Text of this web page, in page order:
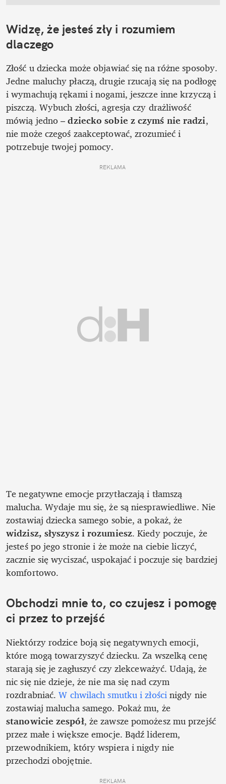
Widzę, że jesteś zły i rozumiem
dlaczego
Złość u dziecka może objawiać się na różne sposoby.
Jedne maluchy płaczą, drugie rzucają się na podłogę
i wymachują rękami i nogami, jeszcze inne krzyczą i
piszczą. Wybuch złości, agresja czy drażliwość
mówią jedno – dziecko sobie z czymś nie radzi,
nie może czegoś zaakceptować, zrozumieć i
potrzebuje twojej pomocy.
REKLAMA
Te negatywne emocje przytłaczają i tłamszą
malucha. Wydaje mu się, że są niesprawiedliwe. Nie
widzisz, słyszysz i rozumiesz. Kiedy poczuje, że
jesteś po jego stronie i że może na ciebie liczyć,
zacznie się wyciszać, uspokajać i poczuje się bardziej
komfortowo.
Obchodzi mnie to, co czujesz i pomogę
ci przez to przejść
Niektórzy rodzice boją się negatywnych emocji,
które mogą towarzyszyć dziecku. Za wszelką cenę
starają się je zagłuszyć czy zlekceważyć. Udają, że
nic się nie dzieje, że nie ma się nad czym
rozdrabniać. W chwilach smutku i złości nigdy nie
zostawiaj malucha samego. Pokaż mu, że
stanowicie zespół, że zawsze pomożesz mu przejść
przez małe i większe emocje. Bądź liderem,
przewodnikiem, który wspiera i nigdy nie
przechodzi obojętnie.
REKLAMA